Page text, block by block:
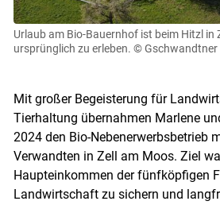
Urlaub am Bio-Bauernhof ist beim Hitzl in
ursprünglich zu erleben. © Gschwandtner
Mit großer Begeisterung für
Tierhaltung übernahmen Marlene
2024 den Bio-Nebenerwerbsbetrieb
Verwandten in Zell am Moos. Ziel
Haupteinkommen der fünfköpfigen
Landwirtschaft zu sichern und